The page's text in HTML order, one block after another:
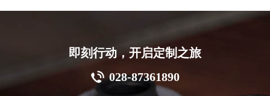
即刻行动，开启定制之旅
028-87361890